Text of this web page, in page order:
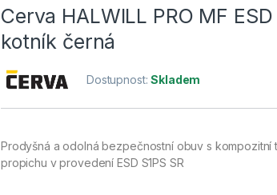
Cerva HALWILL PRO MF ESD
kotník černá
Dostupnost:Skladem
Prodyšná a odolná bezpečnostní obuv s kompozitní
propichu v provedení ESD S1PS SR